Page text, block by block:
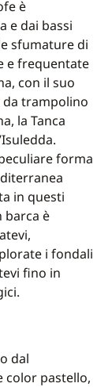
è
e dai bassi
sfumature di
e frequentate
con il suo
trampolino
la Tanca
forma
in questi
barca è
i fondali
fino in
dal
color pastello,